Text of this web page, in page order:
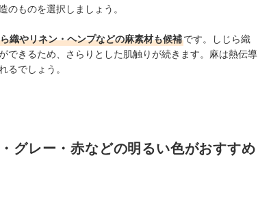
のものを選択しましょう。
織やリネン・ヘンプなどの麻素材も候補です。しじら織
できるため、さらりとした肌触りが続きます。麻は熱伝導
るでしょう。
グレー・赤などの明るい色がおすすめ